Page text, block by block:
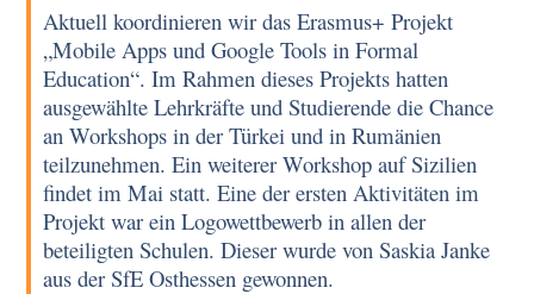
Aktuell koordinieren wir das Erasmus+ Projekt
„Mobile Apps und Google Tools in Formal
Education“. Im Rahmen dieses Projekts hatten
ausgewählte Lehrkräfte und Studierende die Chance
an Workshops in der Türkei und in Rumänien
teilzunehmen. Ein weiterer Workshop auf Sizilien
findet im Mai statt. Eine der ersten Aktivitäten im
Projekt war ein Logowettbewerb in allen der
beteiligten Schulen. Dieser wurde von Saskia Janke
aus der SfE Osthessen gewonnen.